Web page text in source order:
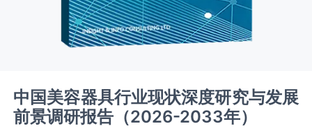
中国美容器具行业现状深度研究与发展
前景调研报告（2026-2033年）